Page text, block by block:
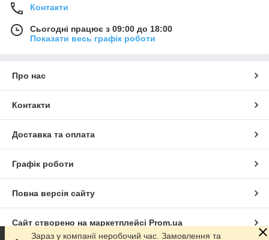
Контакти
Сьогодні працює з 09:00 до 18:00
Показати весь графік роботи
Про нас
Контакти
Доставка та оплата
Графік роботи
Повна версія сайту
Сайт створено на маркетплейсі Prom.ua
Зараз у компанії неробочий час. Замовлення та